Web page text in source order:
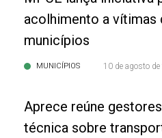
acolhimento a vítimas
municípios
MUNICÍPIOS 10 de agosto
Aprece reúne
técnica sobre